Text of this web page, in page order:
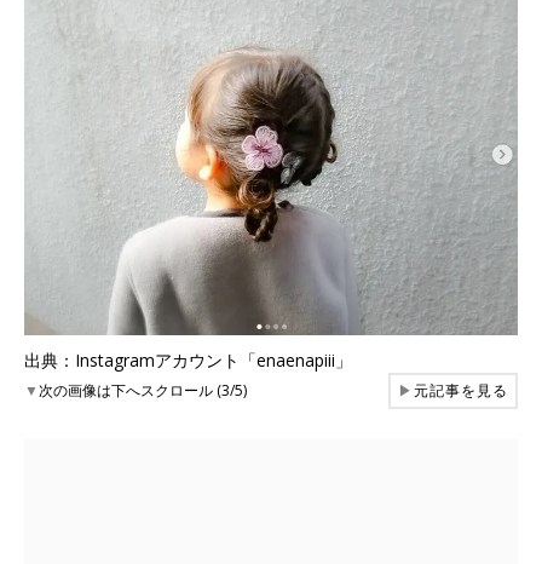
出典：Instagramアカウント「enaenapiii」
▼次の画像は下へスクロール (3/5) ▶元記事を見る